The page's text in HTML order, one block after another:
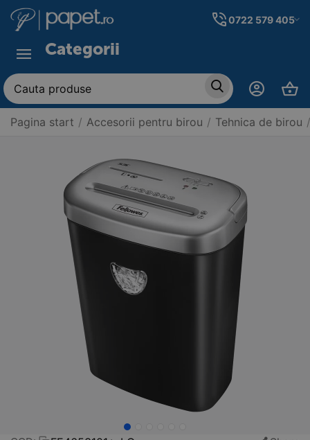
0722 579 405
Categorii
Pagina start / Accesorii pentru birou / Tehnica de birou /